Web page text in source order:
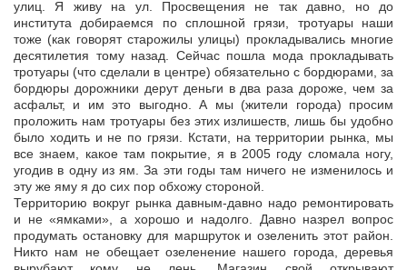
улиц. Я живу на ул. Просвещения не так давно, но до
института добираемся по сплошной грязи, тротуары наши
тоже (как говорят старожилы улицы) прокладывались многие
десятилетия тому назад. Сейчас пошла мода прокладывать
тротуары (что сделали в центре) обязательно с бордюрами, за
бордюры дорожники дерут деньги в два раза дороже, чем за
асфальт, и им это выгодно. А мы (жители города) просим
проложить нам тротуары без этих излишеств, лишь бы удобно
было ходить и не по грязи. Кстати, на территории рынка, мы
все знаем, какое там покрытие, я в 2005 году сломала ногу,
угодив в одну из ям. За эти годы там ничего не изменилось и
эту же яму я до сих пор обхожу стороной.
Территорию вокруг рынка давным-давно надо ремонтировать
и не «ямками», а хорошо и надолго. Давно назрел вопрос
продумать остановку для маршруток и озеленить этот район.
Никто нам не обещает озеленение нашего города, деревья